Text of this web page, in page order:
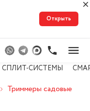
Открыть
СПЛИТ-СИСТЕМЫ
Триммеры садовые